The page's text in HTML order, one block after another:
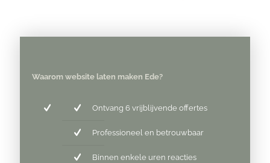
Waarom website laten maken Ede?
Ontvang 6 vrijblijvende offertes
Professioneel en betrouwbaar
Binnen enkele uren reacties